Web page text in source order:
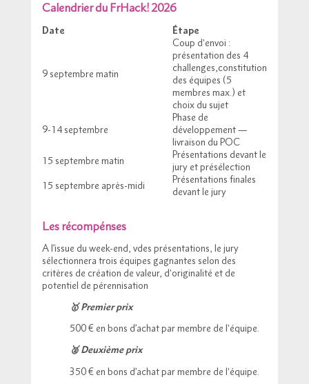
Calendrier du FrHack! 2026
Date Étape
9 septembre matin
Coup d'envoi :
présentation des 4
challenges,constitution
des équipes (5
membres max.) et
choix du sujet
9-14 septembre
Phase de
développement —
livraison du POC
15 septembre matin
Présentations devant le
jury et présélection
15 septembre après-midi
Présentations finales
devant le jury
Les récompénses
A l’issue du week-end, vdes présentations, le jury
sélectionnera trois équipes gagnantes selon des
critères de création de valeur, d'originalité et de
potentiel de pérennisation
🥇 Premier prix
500 € en bons d’achat par membre de l'équipe.
🥈 Deuxième prix
350 € en bons d’achat par membre de l'équipe.